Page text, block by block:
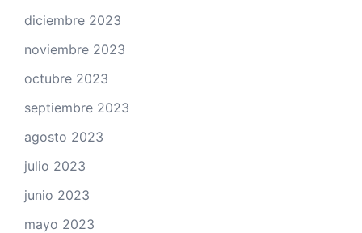
diciembre 2023
noviembre 2023
octubre 2023
septiembre 2023
agosto 2023
julio 2023
junio 2023
mayo 2023